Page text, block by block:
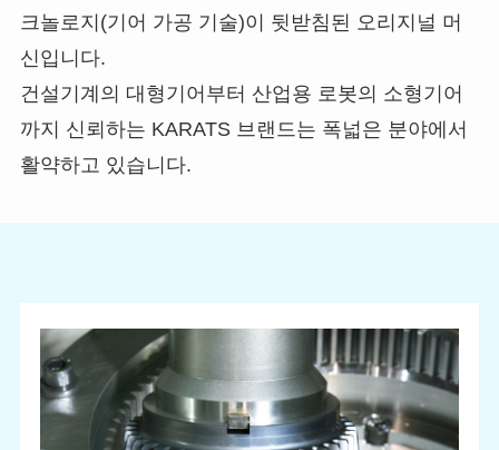
크놀로지(기어 가공 기술)이 뒷받침된 오리지널 머
신입니다.
건설기계의 대형기어부터 산업용 로봇의 소형기어
까지 신뢰하는 KARATS 브랜드는 폭넓은 분야에서
활약하고 있습니다.